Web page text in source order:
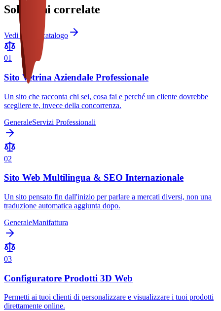
Soluzioni correlate
Vedi tutto il catalogo
01
Sito Vetrina Aziendale Professionale
Un sito che racconta chi sei, cosa fai e perché un cliente dovrebbe
scegliere te, invece della concorrenza.
GeneraleServizi Professionali
02
Sito Web Multilingua & SEO Internazionale
Un sito pensato fin dall'inizio per parlare a mercati diversi, non una
traduzione automatica aggiunta dopo.
GeneraleManifattura
03
Configuratore Prodotti 3D Web
Permetti ai tuoi clienti di personalizzare e visualizzare i tuoi prodotti
direttamente online.